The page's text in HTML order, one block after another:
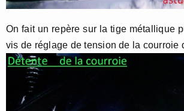
On fait un repère sur la tige métallique
vis de réglage de tension de la courroie